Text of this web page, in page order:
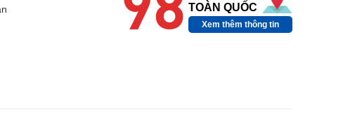
98 TOÀN QUỐC
Xem thêm thông tin